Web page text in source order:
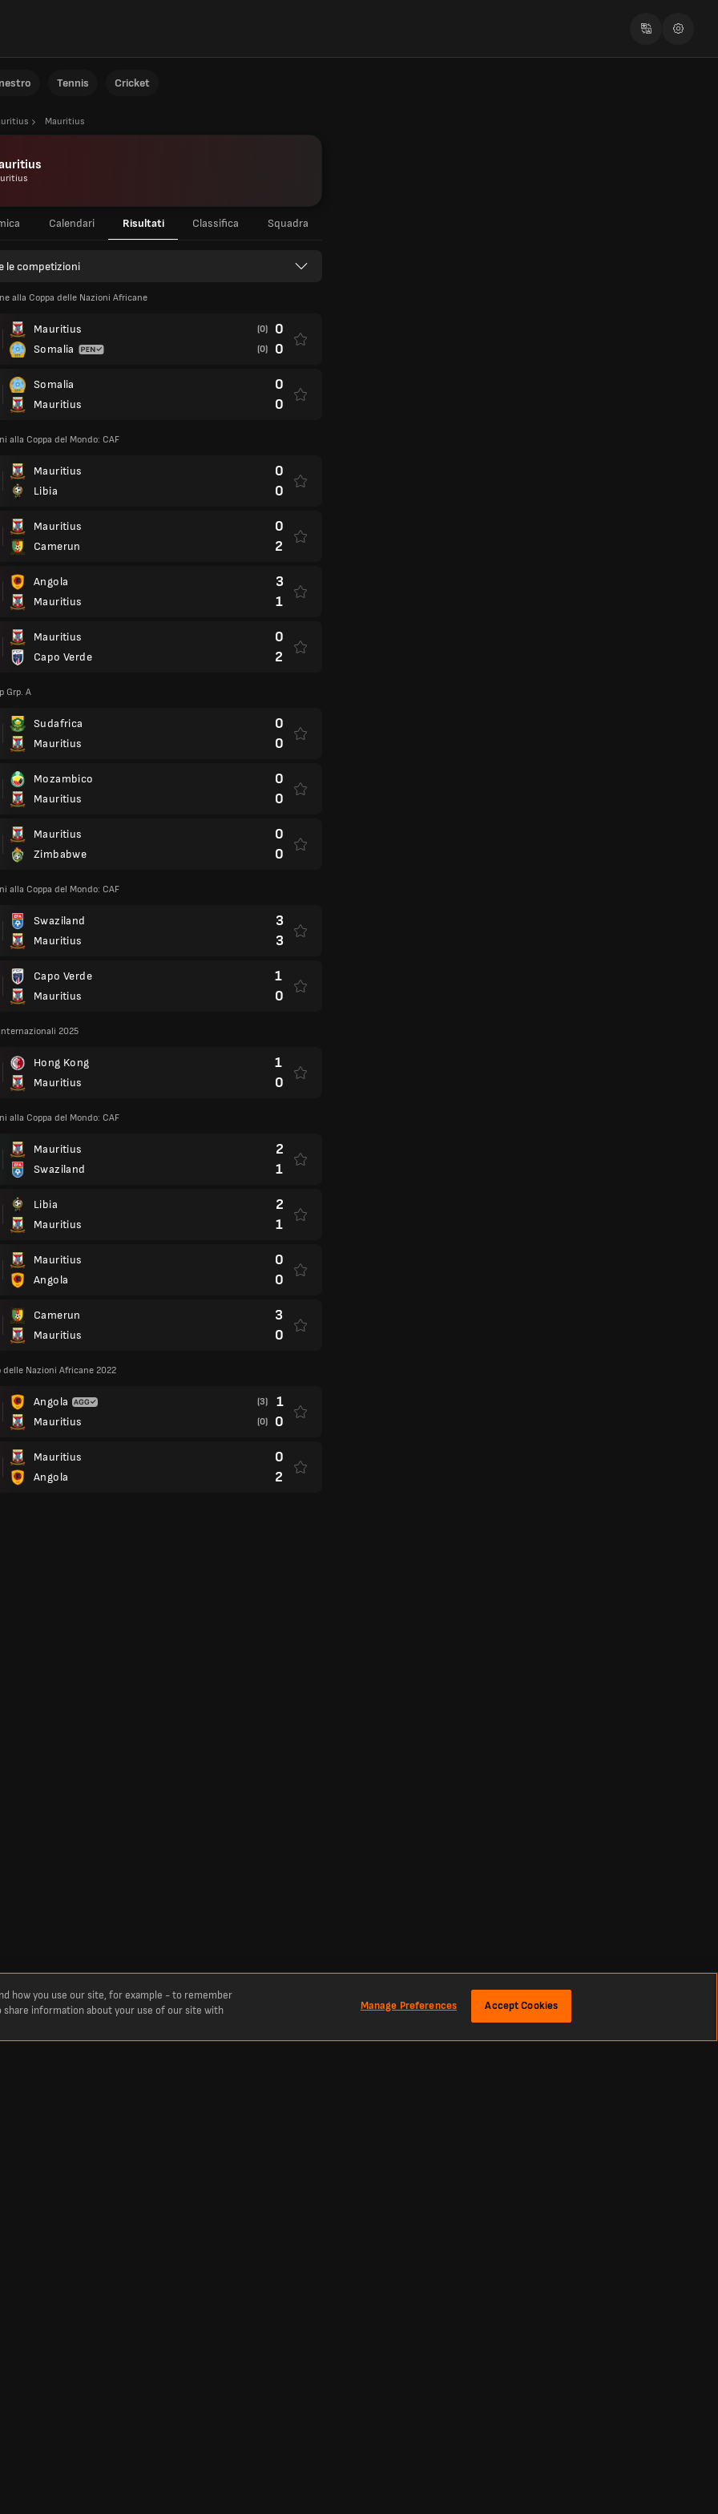
Tennis Cricket
Mauritius
Calendari Risultati Classifica Squadra
le competizioni
alla Coppa delle Nazioni Africane
Mauritius
Somalia
(0) 0
(0) 0
Somalia
Mauritius
0
0
alla Coppa del Mondo: CAF
Mauritius
Libia
0
0
Mauritius
Camerun
0
2
Angola
Mauritius
3
1
Mauritius
Capo Verde
0
2
Grp. A
Sudafrica
Mauritius
0
0
Mozambico
Mauritius
0
0
Mauritius
Zimbabwe
0
0
alla Coppa del Mondo: CAF
Swaziland
Mauritius
3
3
Capo Verde
Mauritius
1
0
2025
Hong Kong
Mauritius
1
0
alla Coppa del Mondo: CAF
Mauritius
Swaziland
2
1
Libia
Mauritius
2
1
Mauritius
Angola
0
0
Camerun
Mauritius
3
0
delle Nazioni Africane 2022
Angola
Mauritius
(3) 1
(0) 0
Mauritius
Angola
0
2
how you use our site, for example - to remember
information about your use of our site with
Manage Preferences Accept Cookies